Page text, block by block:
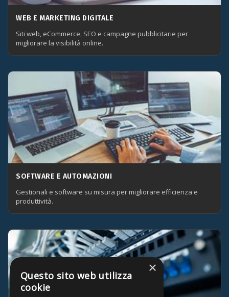
WEB E MARKETING DIGITALE
Siti web, eCommerce, SEO e campagne pubblicitarie per
migliorare la visibilità online.
SOFTWARE E AUTOMAZIONI
Gestionali e software su misura per migliorare efficienza e
produttività.
×
Questo sito web utilizza
cookie